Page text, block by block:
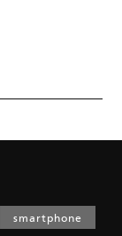
smartphone